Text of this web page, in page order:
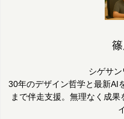
シゲサ
30年のデザイン哲学と最新AI
まで伴走支援。無理なく成